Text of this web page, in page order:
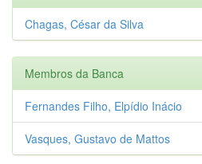
Chagas, César da Silva
Membros da Banca
Fernandes Filho, Elpídio Inácio
Vasques, Gustavo de Mattos